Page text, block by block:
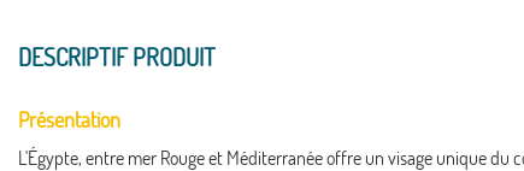
DESCRIPTIF PRODUIT
Présentation
L'Égypte, entre mer Rouge et Méditerranée offre un visage unique